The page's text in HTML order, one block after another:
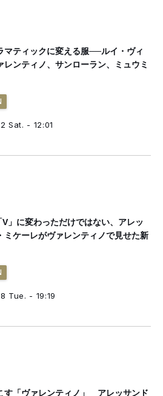
マティックに変える服──ルイ・ヴィ
レンティノ、サンローラン、ミュウミ
Sat. - 12:01
V」に変わっただけではない、アレッ
ミケーレがヴァレンティノで見せた新
Tue. - 19:19
す「ヴァレンティノ」 アレッサンド